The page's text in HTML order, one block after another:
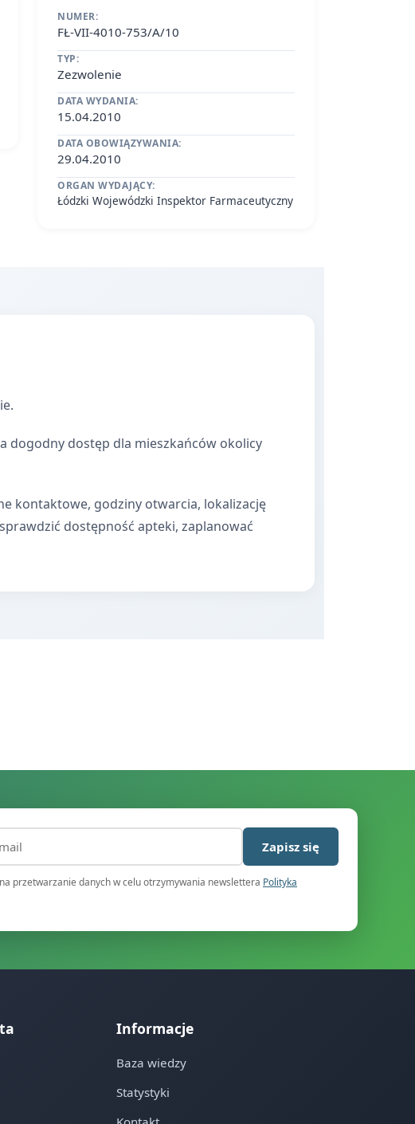
NUMER:
FŁ-VII-4010-753/A/10
TYP:
Zezwolenie
DATA WYDANIA:
15.04.2010
DATA OBOWIĄZYWANIA:
29.04.2010
ORGAN WYDAJĄCY:
Łódzki Wojewódzki Inspektor Farmaceutyczny
dogodny dostęp dla mieszkańców okolicy
kontaktowe, godziny otwarcia, lokalizację
dostępność apteki, zaplanować
Zapisz się
przetwarzanie danych w celu otrzymywania newslettera Polityka
Informacje
Baza wiedzy
Statystyki